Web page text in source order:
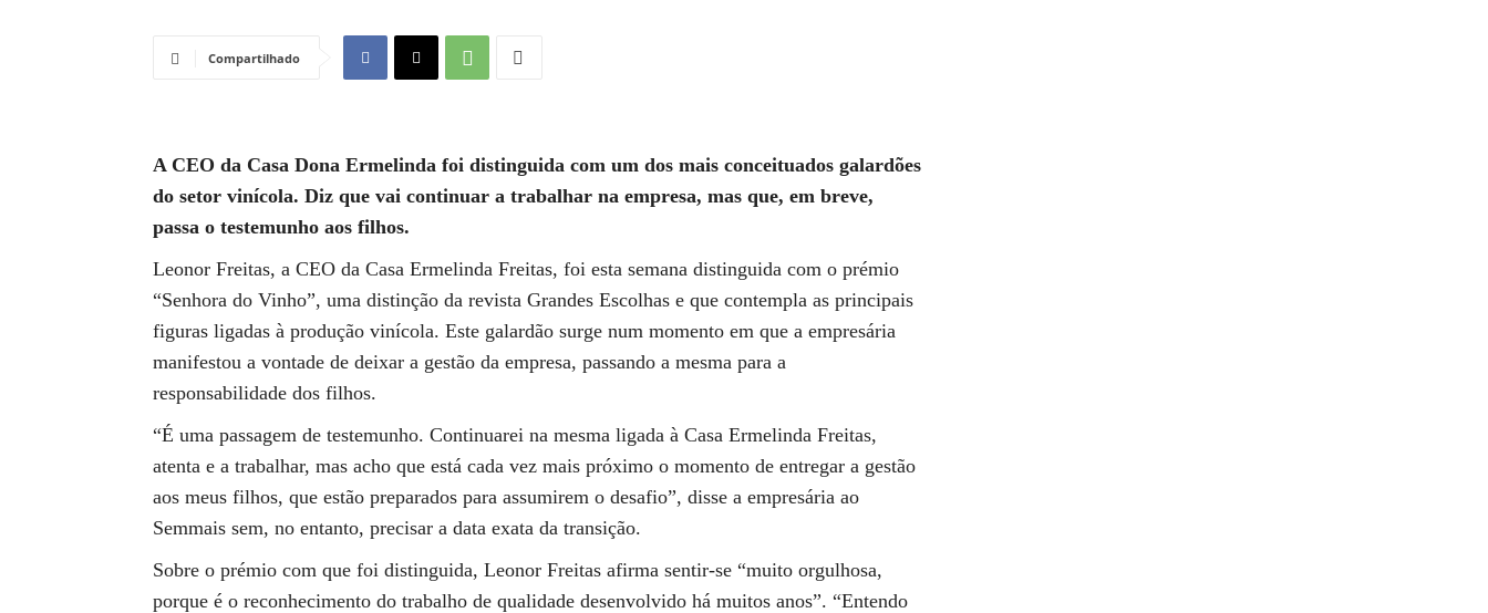
Compartilhado
A CEO da Casa Dona Ermelinda foi distinguida com um dos mais conceituados galardões
do setor vinícola. Diz que vai continuar a trabalhar na empresa, mas que, em breve,
passa o testemunho aos filhos.
Leonor Freitas, a CEO da Casa Ermelinda Freitas, foi esta semana distinguida com o prémio
“Senhora do Vinho”, uma distinção da revista Grandes Escolhas e que contempla as principais
figuras ligadas à produção vinícola. Este galardão surge num momento em que a empresária
manifestou a vontade de deixar a gestão da empresa, passando a mesma para a
responsabilidade dos filhos.
“É uma passagem de testemunho. Continuarei na mesma ligada à Casa Ermelinda Freitas,
atenta e a trabalhar, mas acho que está cada vez mais próximo o momento de entregar a gestão
aos meus filhos, que estão preparados para assumirem o desafio”, disse a empresária ao
Semmais sem, no entanto, precisar a data exata da transição.
Sobre o prémio com que foi distinguida, Leonor Freitas afirma sentir-se “muito orgulhosa,
porque é o reconhecimento do trabalho de qualidade desenvolvido há muitos anos”. “Entendo